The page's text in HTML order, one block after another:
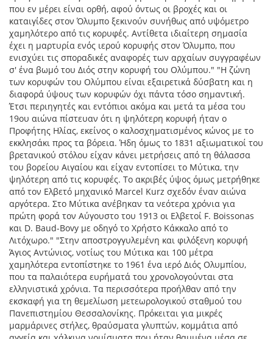
που εν μέρει είναι ορθή, αφού όντως οι βροχές και οι
καταιγίδες στον Όλυμπο ξεκινούν συνήθως από υψόμετρο
χαμηλότερο από τις κορυφές. Αντίθετα ιδιαίτερη σημασία
έχει η μαρτυρία ενός ιερού κορυφής στον Όλυμπο, που
ενισχύει τις σποραδικές αναφορές των αρχαίων συγγραφέων
σ' ένα βωμό του Διός στην κορυφή του Ολύμπου." "Η ζώνη
των κορυφών του Ολύμπου είναι εξαιρετικά δύσβατη και η
διαφορά ύψους των κορυφών όχι πάντα τόσο σημαντική.
Έτσι περιηγητές και εντόπιοι ακόμα και μετά τα μέσα του
19ου αιώνα πίστευαν ότι η ψηλότερη κορυφή ήταν ο
Προφήτης Ηλίας, εκείνος ο καλοσχηματισμένος κώνος με το
εκκλησάκι προς τα βόρεια. Ήδη όμως το 1831 αξιωματικοί του
βρετανικού στόλου είχαν κάνει μετρήσεις από τη θάλασσα
του βορείου Αιγαίου και είχαν εντοπίσει το Μύτικα, την
ψηλότερη από τις κορυφές. Το ακριβές ύψος όμως μετρήθηκε
από τον Ελβετό μηχανικό Marcel Kurz σχεδόν έναν αιώνα
αργότερα. Στο Μύτικα ανέβηκαν τα νεότερα χρόνια για
πρώτη φορά τον Αύγουστο του 1913 οι Ελβετοί F. Boissonas
και D. Baud-Bovy με οδηγό το Χρήστο Κάκκαλο από το
Λιτόχωρο." "Στην αποστρογγυλεμένη και φιλόξενη κορυφή
Άγιος Αντώνιος, νοτίως του Μύτικα και 100 μέτρα
χαμηλότερα εντοπίστηκε το 1961 ένα ιερό Διός Ολυμπίου,
που τα παλαιότερα ευρήματά του χρονολογούνται στα
ελληνιστικά χρόνια. Τα περισσότερα προήλθαν από την
εκσκαφή για τη θεμελίωση μετεωρολογικού σταθμού του
Πανεπιστημίου Θεσσαλονίκης. Πρόκειται για μικρές
μαρμάρινες στήλες, θραύσματα γλυπτών, κομμάτια από